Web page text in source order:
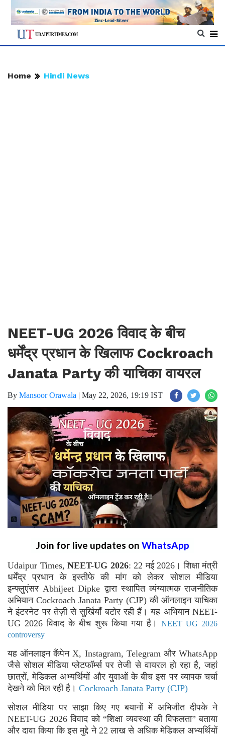
Home Hindi News
NEET-UG 2026 विवाद के बीच
धर्मेंद्र प्रधान के खिलाफ Cockroach
Janata Party की याचिका वायरल
By Mansoor Orawala | May 22, 2026, 19:19 IST
Join for live updates on WhatsApp
Udaipur Times, NEET-UG 2026: 22 मई 2026। शिक्षा मंत्री
धर्मेंद्र प्रधान के इस्तीफे की मांग को लेकर सोशल मीडिया
इन्फ्लुएंसर Abhijeet Dipke द्वारा स्थापित व्यंग्यात्मक राजनीतिक
अभियान Cockroach Janata Party (CJP) की ऑनलाइन याचिका
ने इंटरनेट पर तेज़ी से सुर्खियाँ बटोर रही हैं। यह अभियान NEET-
UG 2026 विवाद के बीच शुरू किया गया है। NEET UG 2026
controversy
यह ऑनलाइन कैंपेन X, Instagram, Telegram और WhatsApp
जैसे सोशल मीडिया प्लेटफॉर्म्स पर तेजी से वायरल हो रहा है, जहां
छात्रों, मेडिकल अभ्यर्थियों और युवाओं के बीच इस पर व्यापक चर्चा
देखने को मिल रही है। Cockroach Janata Party (CJP)
सोशल मीडिया पर साझा किए गए बयानों में अभिजीत दीपके ने
NEET-UG 2026 विवाद को “शिक्षा व्यवस्था की विफलता” बताया
और दावा किया कि इस मुद्दे ने 22 लाख से अधिक मेडिकल अभ्यर्थियों